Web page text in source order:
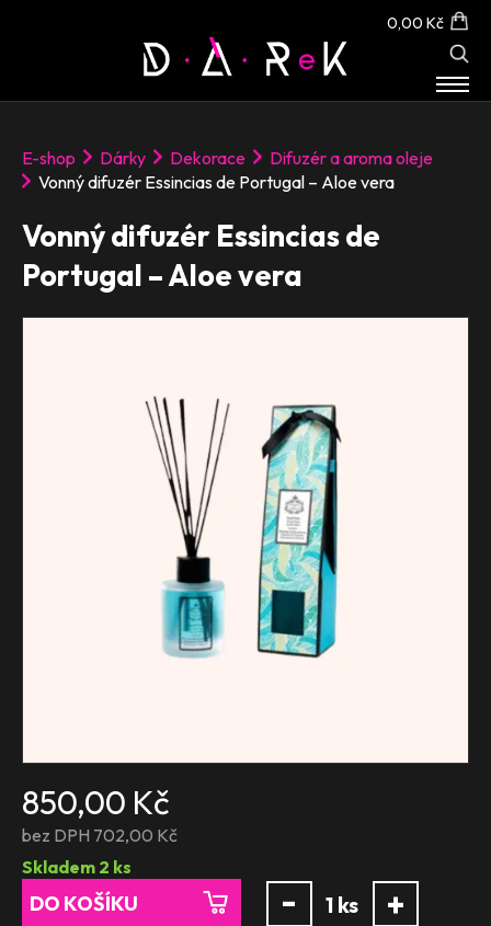
0,00 Kč
O NÁS
E-shop Dárky Dekorace
Difuzér a aroma oleje
Vonný difuzér Essincias de Portugal – Aloe vera
Vonný difuzér Essincias de
Portugal – Aloe vera
850,00 Kč
bez DPH 702,00 Kč
Skladem 2 ks
DO KOŠÍKU - 1 ks +